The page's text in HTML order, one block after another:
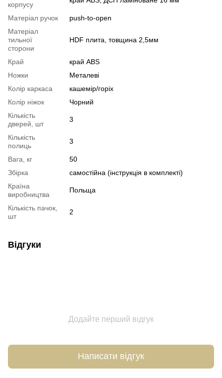
корпусу
Матеріал ручок
push-to-open
Матеріал
тильної
сторони
HDF плита, товщина 2,5мм
Край
край ABS
Ножки
Металеві
Колір каркаса
кашемір/горіх
Колір ніжок
Чорний
Кількість
дверей, шт
3
Кількість
полиць
3
Вага, кг
50
Збірка
самостійна (інструкція в комплекті)
Країна
виробництва
Польща
Кількість пачок,
шт
2
Відгуки
Додайте перший відгук
Написати відгук